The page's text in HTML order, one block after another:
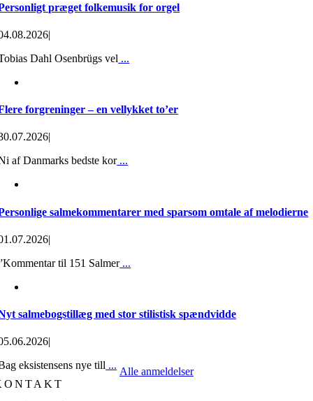
præget folkemusik for orgel
|
Dahl Osenbrügs vel ...
forgreninger – en vellykket to’er
|
af Danmarks bedste kor...
salmekommentarer med sparsom omtale af melodierne
|
til 151 Salmer...
salmebogstillæg med stor stilistisk spændvidde
|
eksistensens nye till ...
Alle anmeldelser